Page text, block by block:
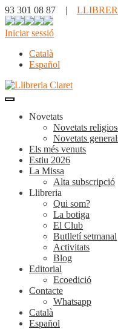
93 301 08 87 |
Iniciar sessió
Català
Español
Novetats
Novetats
Novetats
Els més venuts
Estiu 2026
La Missa
Alta subscripció
Llibreria
Qui som?
La botiga
El Club
Butlletí setmanal
Activitats
Blog
Editorial
Ecoedició
Contacte
Whatsapp
Català
Español